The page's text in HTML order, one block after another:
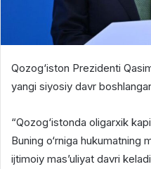
Qozog‘iston Prezidenti
yangi siyosiy davr
“Qozog‘istonda oligarxik
Buning o‘rniga hukumatning
ijtimoiy mas’uliyat davri